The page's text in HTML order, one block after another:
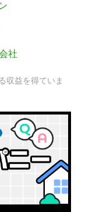
社
収益を得ていま